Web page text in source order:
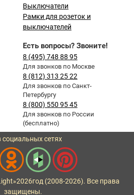
Выключатели
Рамки для розеток и
выключателей
Есть вопросы? Звоните!
8 (495) 748 88 95
Для звонков по Москве
8 (812) 313 25 22
Для звонков по Санкт-
Петербургу
8 (800) 550 95 45
Для звонков по России
(бесплатно)
сетях
2026год (2008-2026). Все права
защищены.